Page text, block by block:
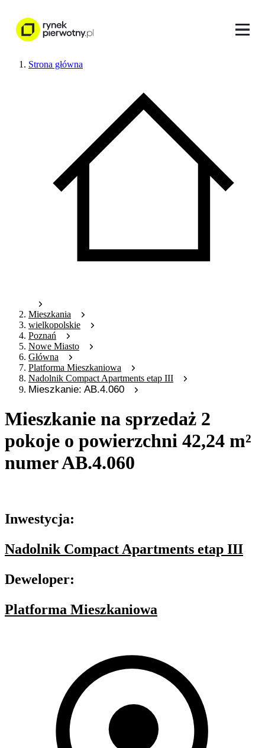
Strona główna
Mieszkania
wielkopolskie
Poznań
Nowe Miasto
Główna
Platforma Mieszkaniowa
Nadolnik Compact Apartments etap III
Mieszkanie: AB.4.060
Mieszkanie na sprzedaż 2
pokoje o powierzchni 42,24 m²
numer AB.4.060
Inwestycja:
Nadolnik Compact Apartments etap III
Deweloper:
Platforma Mieszkaniowa